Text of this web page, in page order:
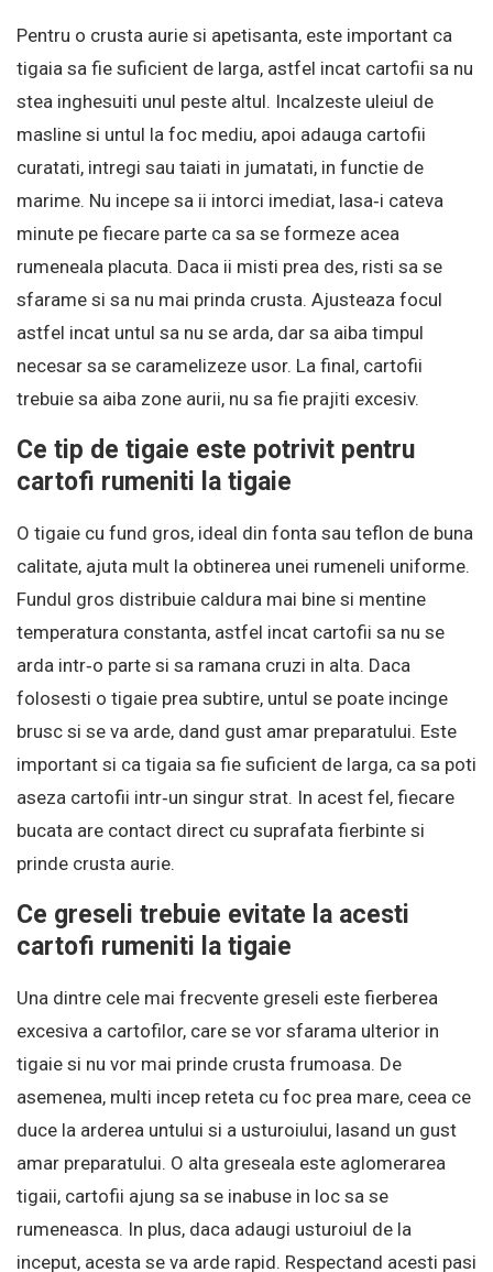
Pentru o crusta aurie si apetisanta, este important ca
tigaia sa fie suficient de larga, astfel incat cartofii sa nu
stea inghesuiti unul peste altul. Incalzeste uleiul de
masline si untul la foc mediu, apoi adauga cartofii
curatati, intregi sau taiati in jumatati, in functie de
marime. Nu incepe sa ii intorci imediat, lasa‑i cateva
minute pe fiecare parte ca sa se formeze acea
rumeneala placuta. Daca ii misti prea des, risti sa se
sfarame si sa nu mai prinda crusta. Ajusteaza focul
astfel incat untul sa nu se arda, dar sa aiba timpul
necesar sa se caramelizeze usor. La final, cartofii
trebuie sa aiba zone aurii, nu sa fie prajiti excesiv.
Ce tip de tigaie este potrivit pentru
cartofi rumeniti la tigaie
O tigaie cu fund gros, ideal din fonta sau teflon de buna
calitate, ajuta mult la obtinerea unei rumeneli uniforme.
Fundul gros distribuie caldura mai bine si mentine
temperatura constanta, astfel incat cartofii sa nu se
arda intr‑o parte si sa ramana cruzi in alta. Daca
folosesti o tigaie prea subtire, untul se poate incinge
brusc si se va arde, dand gust amar preparatului. Este
important si ca tigaia sa fie suficient de larga, ca sa poti
aseza cartofii intr‑un singur strat. In acest fel, fiecare
bucata are contact direct cu suprafata fierbinte si
prinde crusta aurie.
Ce greseli trebuie evitate la acesti
cartofi rumeniti la tigaie
Una dintre cele mai frecvente greseli este fierberea
excesiva a cartofilor, care se vor sfarama ulterior in
tigaie si nu vor mai prinde crusta frumoasa. De
asemenea, multi incep reteta cu foc prea mare, ceea ce
duce la arderea untului si a usturoiului, lasand un gust
amar preparatului. O alta greseala este aglomerarea
tigaii, cartofii ajung sa se inabuse in loc sa se
rumeneasca. In plus, daca adaugi usturoiul de la
inceput, acesta se va arde rapid. Respectand acesti pasi